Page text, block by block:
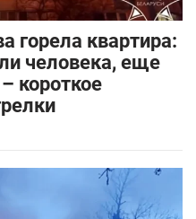
горела квартира:
человека, еще
короткое